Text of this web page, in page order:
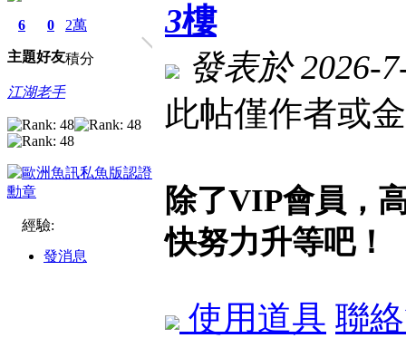
6
主題
0
好友
2萬
積分
江湖老手
經驗:
發消息
3樓
發表於 2026-
此帖僅作者或
除了VIP會員，
快努力升等吧！
使用道具 聯